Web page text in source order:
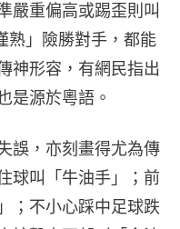
嚴重偏高或踢歪則叫
熟」險勝對手，都能
神形容，有網民指出
是源於粵語。
誤，亦刻畫得尤為傳
球叫「牛油手」；前
；不小心踩中足球跌